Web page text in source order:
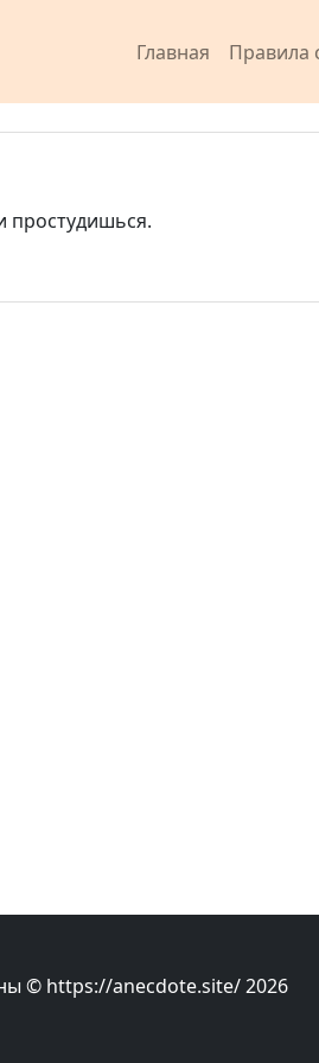
Главная Правила
простудишься.
© https://anecdote.site/ 2026